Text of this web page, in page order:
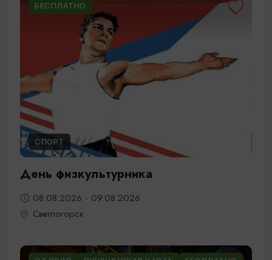
БЕСПЛАТНО
СПОРТ
День физкультурника
08.08.2026 - 09.08.2026
Светлогорск